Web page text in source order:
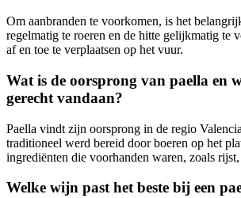
Om aanbranden te voorkomen, is het
regelmatig te roeren en de hitte gelijkmatig te
af en toe te verplaatsen op het vuur.
Wat is de oorsprong van paella en
gerecht vandaan?
Paella vindt zijn oorsprong in de regio
traditioneel werd bereid door boeren op het
ingrediënten die voorhanden waren, zoals
Welke wijn past het beste bij een